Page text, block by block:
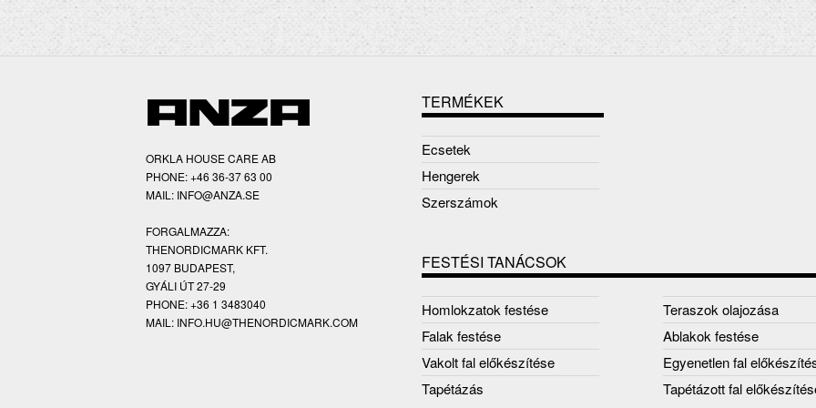
ORKLA HOUSE CARE AB
PHONE: +46 36-37 63 00
MAIL: INFO@ANZA.SE
FORGALMAZZA:
THENORDICMARK KFT.
1097 BUDAPEST,
GYÁLI ÚT 27-29
PHONE: +36 1 3483040
MAIL: INFO.HU@THENORDICMARK.COM
TERMÉKEK
Ecsetek
Hengerek
Szerszámok
FESTÉSI TANÁCSOK
Homlokzatok festése
Falak festése
Vakolt fal előkészítése
Tapétázás
Teraszok olajozása
Ablakok festése
Egyenetlen fal
Tapétázott fal